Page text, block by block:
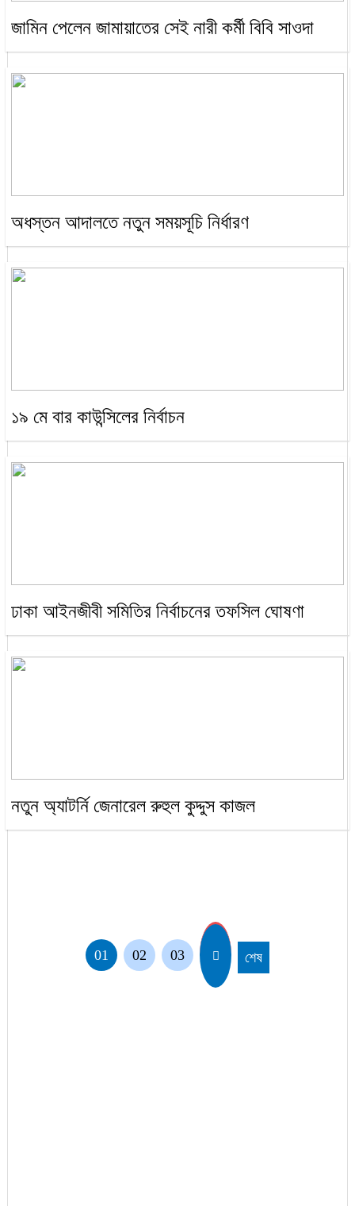
জামিন পেলেন জামায়াতের সেই নারী কর্মী বিবি সাওদা
অধস্তন আদালতে নতুন সময়সূচি নির্ধারণ
১৯ মে বার কাউন্সিলের নির্বাচন
ঢাকা আইনজীবী সমিতির নির্বাচনের তফসিল ঘোষণা
নতুন অ্যাটর্নি জেনারেল রুহুল কুদ্দুস কাজল
01 02 03 শেষ